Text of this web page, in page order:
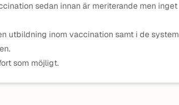
sedan innan är meriterande men inget
utbildning inom vaccination samt i de system
som möjligt.